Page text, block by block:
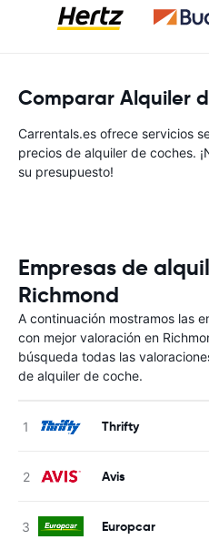
Comparar Alquiler
Carrentals.es ofrece servicios
precios de alquiler de coches.
su presupuesto!
Empresas de
Richmond
A continuación mostramos las
con mejor valoración en
búsqueda todas las
de alquiler de coche.
Thrifty
Avis
Europcar